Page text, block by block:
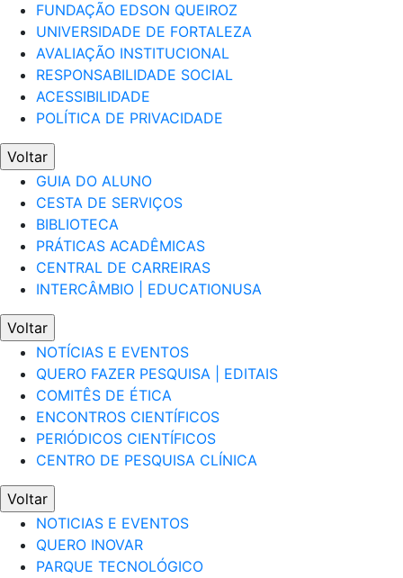
FUNDAÇÃO EDSON QUEIROZ
UNIVERSIDADE DE FORTALEZA
AVALIAÇÃO INSTITUCIONAL
RESPONSABILIDADE SOCIAL
ACESSIBILIDADE
POLÍTICA DE PRIVACIDADE
Voltar
GUIA DO ALUNO
CESTA DE SERVIÇOS
BIBLIOTECA
PRÁTICAS ACADÊMICAS
CENTRAL DE CARREIRAS
INTERCÂMBIO | EDUCATIONUSA
Voltar
NOTÍCIAS E EVENTOS
QUERO FAZER PESQUISA | EDITAIS
COMITÊS DE ÉTICA
ENCONTROS CIENTÍFICOS
PERIÓDICOS CIENTÍFICOS
CENTRO DE PESQUISA CLÍNICA
Voltar
NOTICIAS E EVENTOS
QUERO INOVAR
PARQUE TECNOLÓGICO